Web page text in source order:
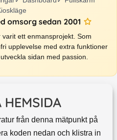
omsorg sedan 2001
ett enmansprojekt. Som
upplevelse med extra funktioner
sidan med passion.
HEMSIDA
från denna mätpunkt på
koden nedan och klistra in